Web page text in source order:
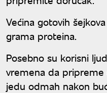
Većina gotovih
grama proteina.
Posebno su korisni
vremena da
jedu odmah nakon